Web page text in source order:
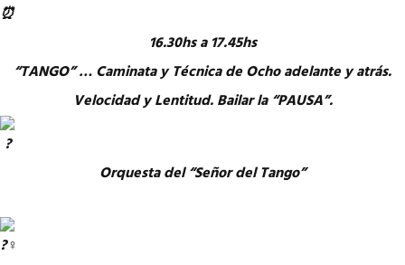
16.30hs a 17.45hs
“TANGO” … Caminata y Técnica de Ocho adelante y atrás.
Velocidad y Lentitud. Bailar la “PAUSA”.
Orquesta del “Señor del Tango”